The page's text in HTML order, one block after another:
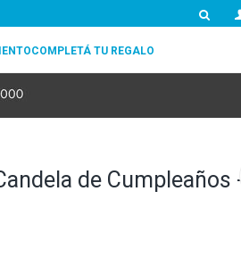
COMPLETÁ TU REGALO
de Cumpleaños -